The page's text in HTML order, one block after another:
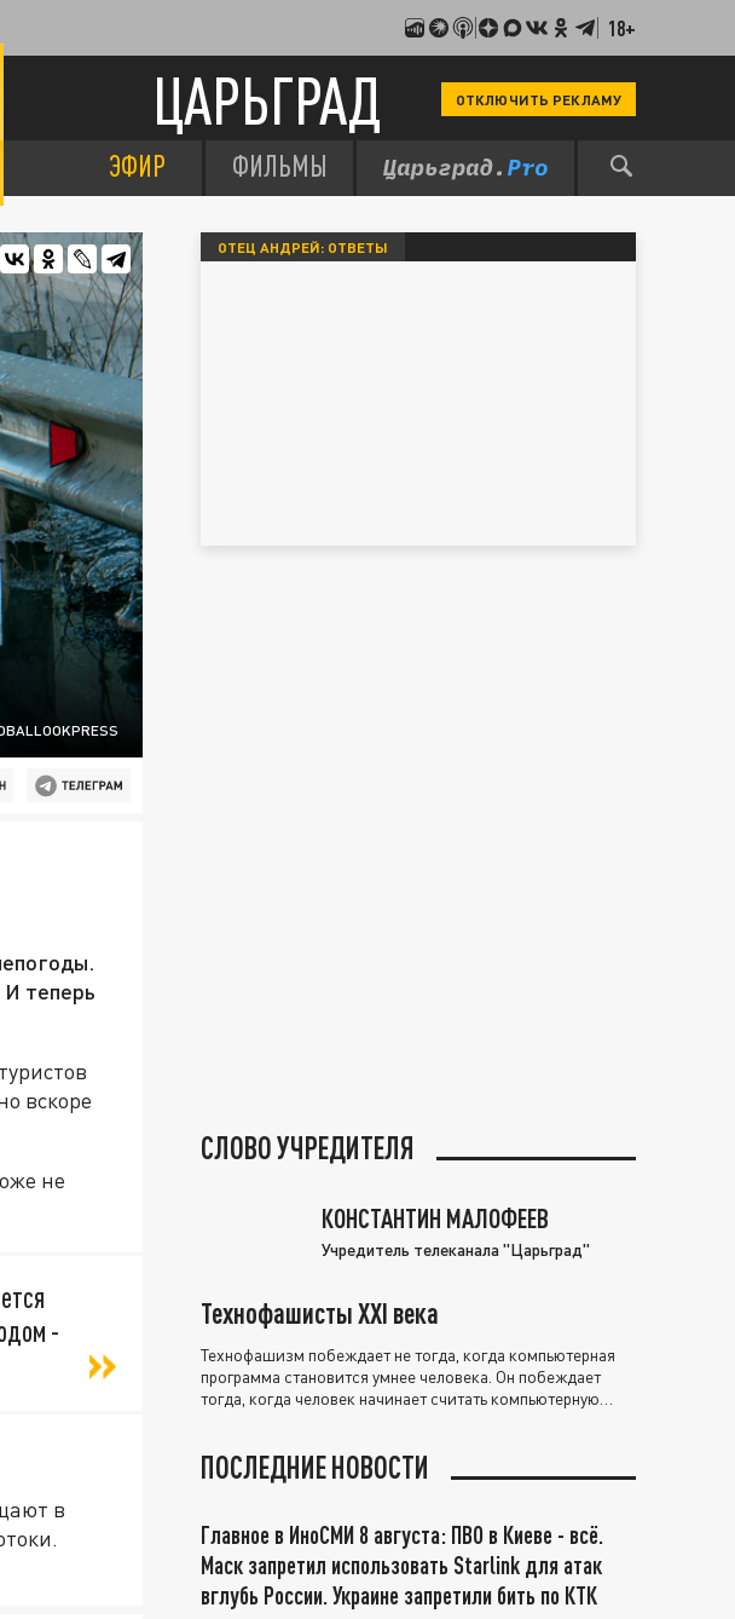
18+
ЦАРЬГРАД ОТКЛЮЧИТЬ РЕКЛАМУ
ЭФИР ФИЛЬМЫ
теперь
вскоре
не
-
в
ОТЕЦ АНДРЕЙ: ОТВЕТЫ
СЛОВО УЧРЕДИТЕЛЯ
КОНСТАНТИН МАЛОФЕЕВ
Учредитель телеканала "Царьград"
Технофашисты XXI века
Технофашизм побеждает не тогда, когда компьютерная
программа становится умнее человека. Он побеждает
тогда, когда человек начинает считать компьютерную
ПОСЛЕДНИЕ НОВОСТИ
Главное в ИноСМИ 8 августа: ПВО в Киеве - всё.
Маск запретил использовать Starlink для атак
вглубь России. Украине запретили бить по КТК